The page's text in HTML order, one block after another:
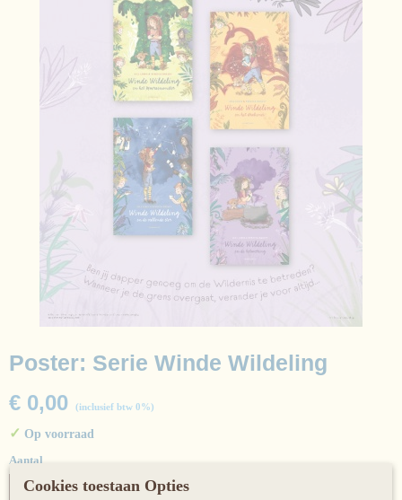
Poster: Serie Winde Wildeling
€ 0,00 (inclusief btw 0%)
✓ Op voorraad
Aantal
Cookies toestaan Opties